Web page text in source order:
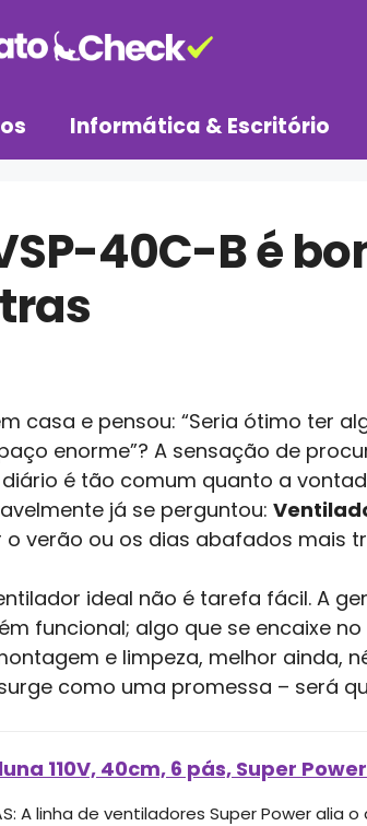
Informática & Escritório
40C-B é
casa e pensou: “Seria ótimo ter
enorme”? A sensação de
é tão comum quanto a
já se perguntou:
verão ou os dias abafados mais
ideal não é tarefa fácil. A
funcional; algo que se encaixe
e limpeza, melhor ainda,
como uma promessa – será
110V, 40cm, 6 pás, Super
A linha de ventiladores Super Power